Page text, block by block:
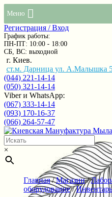
Меню
Регистрация / Вход
График работы:
ПН-ПТ: 10:00 - 18:00
СБ, ВС: выходной
г. Киев.
ст.м. Дарница ул. А.Малышка
(044) 221-14-14
(050) 321-14-14
Viber и WhatsApp:
(067) 333-14-14
(093) 170-16-37
(066) 264-57-47
×
Главная/Магазин/
оборудование/Инвентарь